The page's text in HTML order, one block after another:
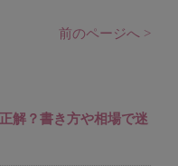
前のページへ >
解？書き方や相場で迷